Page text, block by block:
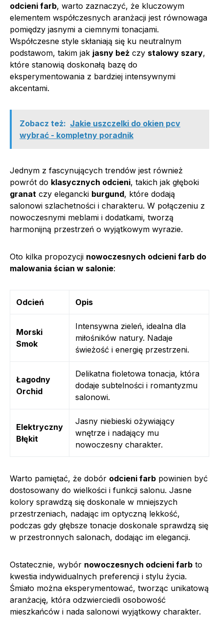
odcieni farb, warto zaznaczyć, że kluczowym
elementem współczesnych aranżacji jest równowaga
pomiędzy jasnymi a ciemnymi tonacjami.
Współczesne style skłaniają się ku neutralnym
podstawom, takim jak jasny beż czy stalowy szary,
które stanowią doskonałą bazę do
eksperymentowania z bardziej intensywnymi
akcentami.
Zobacz też: Jakie uszczelki do okien pcv
wybrać - kompletny poradnik
Jednym z fascynujących trendów jest również
powrót do klasycznych odcieni, takich jak głęboki
granat czy elegancki burgund, które dodają
salonowi szlachetności i charakteru. W połączeniu z
nowoczesnymi meblami i dodatkami, tworzą
harmonijną przestrzeń o wyjątkowym wyrazie.
Oto kilka propozycji nowoczesnych odcieni farb do
malowania ścian w salonie:
Odcień Opis
Morski
Smok
Intensywna zieleń, idealna dla
miłośników natury. Nadaje
świeżość i energię przestrzeni.
Łagodny
Orchid
Delikatna fioletowa tonacja, która
dodaje subtelności i romantyzmu
salonowi.
Elektryczny
Błękit
Jasny niebieski ożywiający
wnętrze i nadający mu
nowoczesny charakter.
Warto pamiętać, że dobór odcieni farb powinien być
dostosowany do wielkości i funkcji salonu. Jasne
kolory sprawdzą się doskonale w mniejszych
przestrzeniach, nadając im optyczną lekkość,
podczas gdy głębsze tonacje doskonale sprawdzą się
w przestronnych salonach, dodając im elegancji.
Ostatecznie, wybór nowoczesnych odcieni farb to
kwestia indywidualnych preferencji i stylu życia.
Śmiało można eksperymentować, tworząc unikatową
aranżację, która odzwierciedli osobowość
mieszkańców i nada salonowi wyjątkowy charakter.